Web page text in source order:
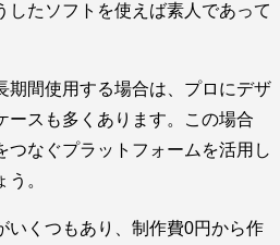
したソフトを使えば素人であって
期間使用する場合は、プロにデザ
ースも多くあります。この場合
つなぐプラットフォームを活用し
。
いくつもあり、制作費0円から作